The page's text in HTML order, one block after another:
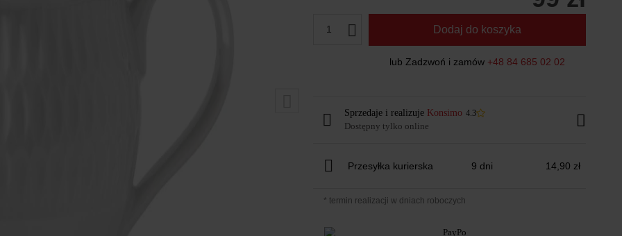
1 Dodaj do koszyka
lub Zadzwoń i zamów +48 84 685 02 02
Sprzedaje i realizuje Konsimo 4.3
Dostępny tylko online
Przesyłka kurierska 9 dni 14,90 zł
* termin realizacji w dniach roboczych